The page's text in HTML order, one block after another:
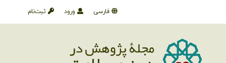
ثبت‌نام ورود فارسی